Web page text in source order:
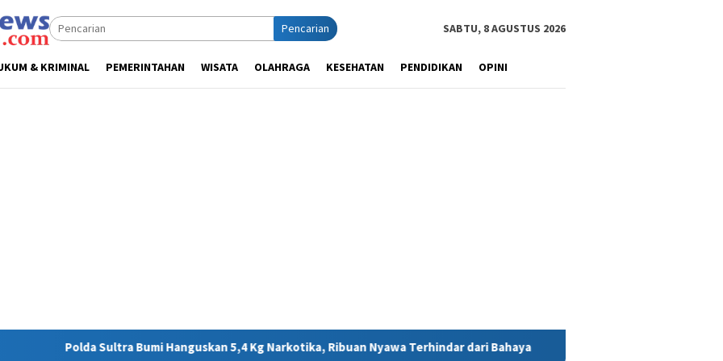
Pencarian SABTU, 8 AGUSTUS 2026
& KRIMINAL PEMERINTAHAN WISATA OLAHRAGA KESEHATAN PENDIDIKAN OPINI
Bumi Hanguskan 5,4 Kg Narkotika, Ribuan Nyawa Terhindar dari Bahaya MIND ID Tegaskan Dukungan Penuh Bagi PT